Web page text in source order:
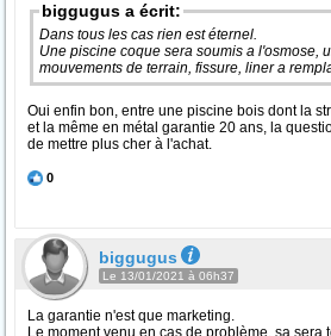
biggugus a écrit:
Dans tous les cas rien est éternel.
Une piscine coque sera soumis a l'osmose,
mouvements de terrain, fissure, liner a
Oui enfin bon, entre une piscine bois dont la
et la même en métal garantie 20 ans, la
de mettre plus cher à l'achat.
0
biggugus
Le 13/01/2021 à 06h37
La garantie n'est que marketing.
Le moment venu en cas de problème, sa sera